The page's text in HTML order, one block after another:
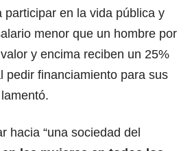
participar en la vida pública y
menor que un hombre por
y encima reciben un 25%
pedir financiamiento para sus
hacia “una sociedad del